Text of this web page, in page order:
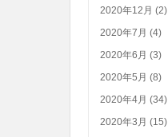
2020年12月 (2)
2020年7月 (4)
2020年6月 (3)
2020年5月 (8)
2020年4月 (34)
2020年3月 (15)